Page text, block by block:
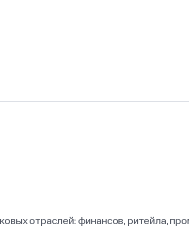
отраслей: финансов, ритейла,